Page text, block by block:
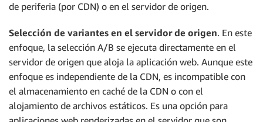
de periferia (por CDN) o en el servidor de origen.
Selección de variantes en el servidor de origen. En este
enfoque, la selección A/B se ejecuta directamente en el
servidor de origen que aloja la aplicación web. Aunque este
enfoque es independiente de la CDN, es incompatible con
el almacenamiento en caché de la CDN o con el
alojamiento de archivos estáticos. Es una opción para